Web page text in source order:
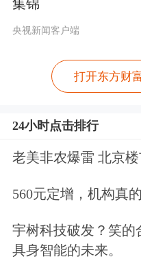
受益于小米上
62%，达到了
文银家族并列第
最出乎意料的：
9月深陷性丑闻的
的速度缩水。出
东金融完成了B
依旧小幅提升，
集锦
央视新闻客户端
打开东方财
24小时点击排行
老美非农爆雷 北京
560元定增，机构真
宇树科技破发？笑的
具身智能的未来。